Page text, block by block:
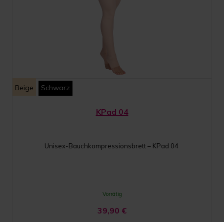
Beige Schwarz
KPad 04
Unisex-Bauchkompressionsbrett – KPad 04
Vorrätig
39,90 €